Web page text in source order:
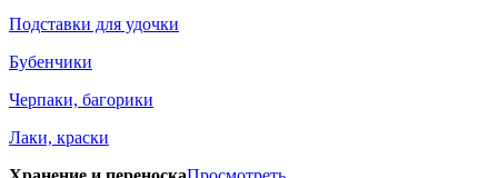
Подставки для удочки
Бубенчики
Черпаки, багорики
Лаки, краски